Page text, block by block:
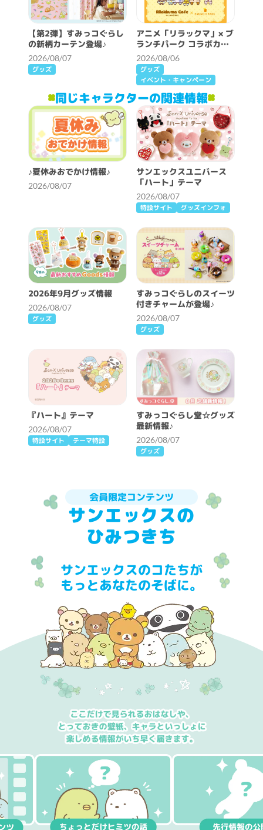
【第2弾】すみっコぐらし
の新柄カーテン登場♪
2026/08/07
グッズ
アニメ「リラックマ」× ブ
ランチパーク コラボカフ
ェ開催決定！
2026/08/06
グッズ
イベント・キャンペーン
同じキャラクターの関連情報
♪夏休みおでかけ情報♪
2026/08/07
サンエックスユニバース
「ハート」テーマ
2026/08/07
特設サイト グッズインフォ
2026年9月グッズ情報
2026/08/07
グッズ
すみっコぐらしのスイーツ
付きチャームが登場♪
2026/08/07
グッズ
『ハート』テーマ
2026/08/07
特設サイト テーマ特設
すみっコぐらし堂☆グッズ
最新情報♪
2026/08/07
グッズ
会員限定コンテンツ
サンエックスの
ひみつきち
サンエックスのコたちが
もっとあなたのそばに。